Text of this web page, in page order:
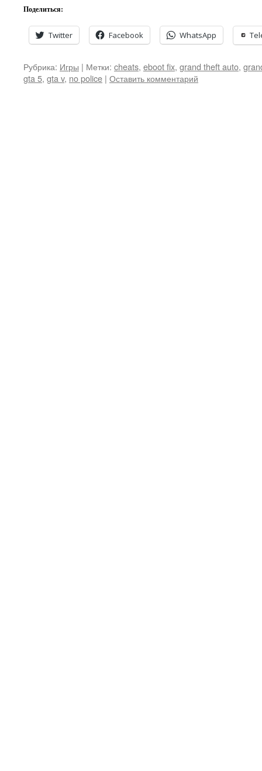
Поделиться:
Twitter Facebook WhatsApp
Рубрика: Игры | Метки: cheats, eboot fix, grand theft auto,
gta 5, gta v, no police | Оставить комментарий